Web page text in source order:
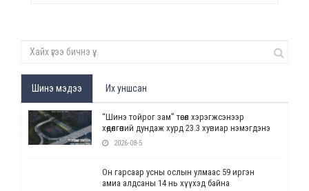
Шинэ мэдээ Их уншсан
“Шинэ тойрог зам” төсөл хэрэгжсэнээр
хөдөлгөөний дундаж хурд 23.3 хувиар нэмэгдэнэ
2026-08-5
Он гарсаар усны ослын улмаас 59 иргэн
амиа алдсаны 14 нь хүүхэд байна